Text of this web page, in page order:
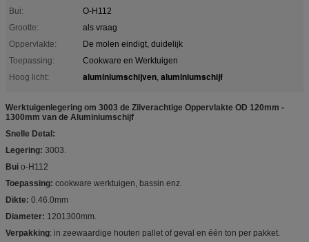
Bui:
O-H112
Grootte:
als vraag
Oppervlakte:
De molen eindigt, duidelijk
Toepassing:
Cookware en Werktuigen
Hoog licht:
aluminiumschijven, aluminiumschijf
Werktuigenlegering om 3003 de Zilverachtige Oppervlakte OD 120mm -
1300mm van de Aluminiumschijf
Snelle Detal:
Legering: 3003.
Bui o-H112
Toepassing: cookware werktuigen, bassin enz.
Dikte: 0.46.0mm
Diameter: 1201300mm.
Verpakking: in zeewaardige houten pallet of geval en één ton per pakket.